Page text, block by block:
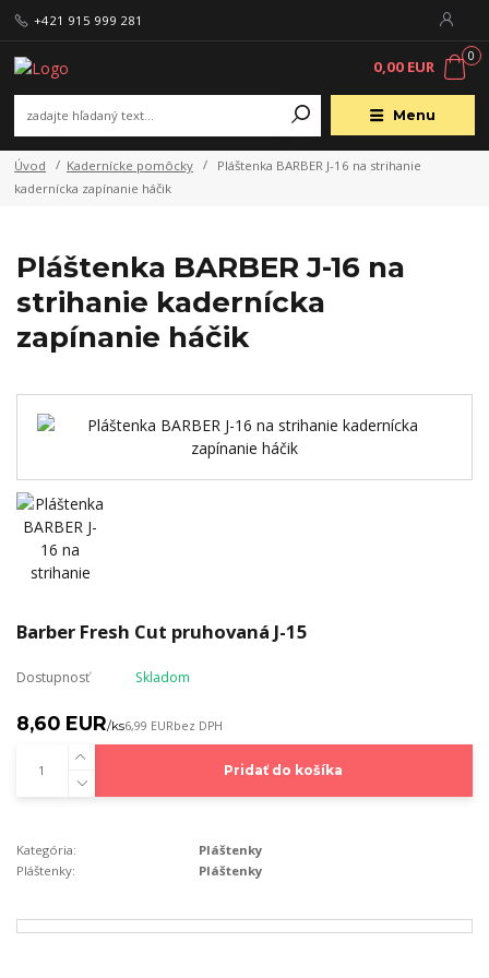
Menu
+421 915 999 281
0
0,00 EUR
Úvod Kadernícke pomôcky
Pláštenka BARBER J-16 na strihanie
kadernícka zapínanie háčik
Pláštenka BARBER J-16 na
strihanie kadernícka
zapínanie háčik
Barber Fresh Cut pruhovaná J-15
Dostupnosť Skladom
8,60 EUR/ks6,99 EURbez DPH
Pridať do košíka
Kategória:
Pláštenky
Pláštenky:
Pláštenky